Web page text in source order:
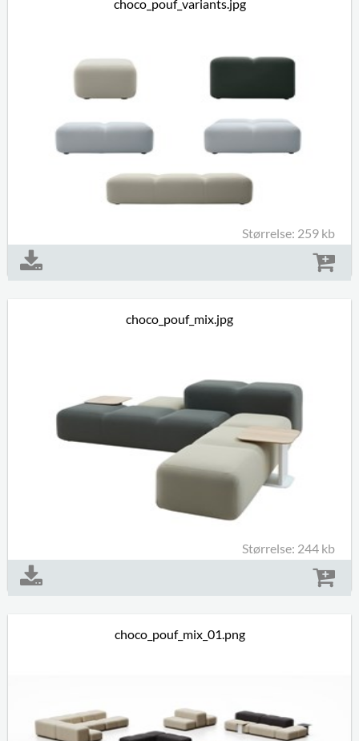
choco_pouf_variants.jpg
Størrelse: 259 kb
choco_pouf_mix.jpg
Størrelse: 244 kb
choco_pouf_mix_01.png